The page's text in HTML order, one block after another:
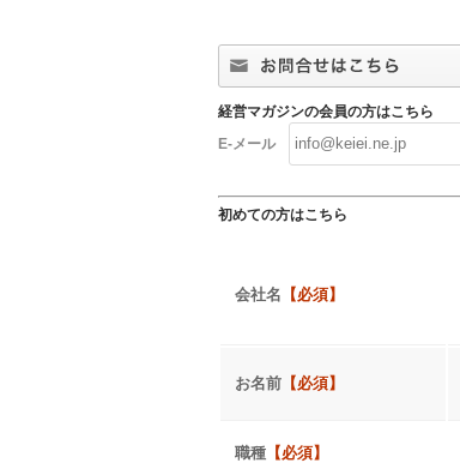
経営マガジンの会員の方はこちら
E-メール
初めての方はこちら
会社名 【必須】
お名前 【必須】
職種 【必須】